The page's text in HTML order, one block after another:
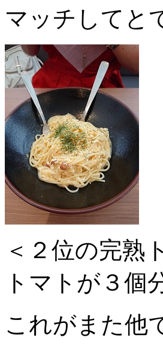
マッチしてと
＜２位の完熟
トマトが３個
これがまた他